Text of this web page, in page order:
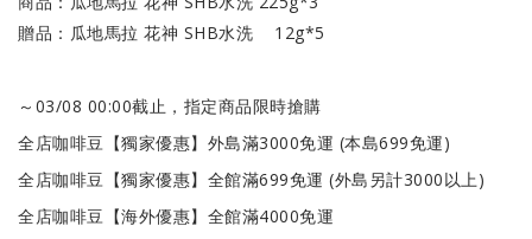
贈品：瓜地馬拉 花神 SHB水洗 12g*5
～03/08 00:00截止，指定商品限時搶購
全店咖啡豆【獨家優惠】外島滿3000免運 (本島699免運)
全店咖啡豆【獨家優惠】全館滿699免運 (外島另計3000以上)
全店咖啡豆【海外優惠】全館滿4000免運